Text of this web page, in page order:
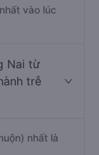
vào lúc
Nai từ
trễ
nhất là